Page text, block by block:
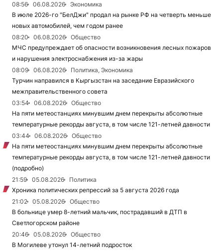
08:56
06.08.2026
Экономика
В июле 2026-го "БелДжи" продал на рынке РФ на четверть меньше
новых автомобилей, чем годом ранее
08:20
06.08.2026
Общество
МЧС предупреждает об опасности возникновения лесных пожаров
и нарушения электроснабжения из-за жары
08:09
06.08.2026
Политика, Экономика
Турчин направился в Кыргызстан на заседание Евразийского
межправительственного совета
03:54
06.08.2026
Общество
На пяти метеостанциях минувшим днем перекрыты абсолютные
температурные рекорды августа, в том числе 121-летней давности
03:44
06.08.2026
Общество
На пяти метеостанциях минувшим днем перекрыты абсолютные
температурные рекорды августа, в том числе 121-летней давности
(подробно)
21:59
05.08.2026
Политика
Хроника политических репрессий за 5 августа 2026 года
21:02
05.08.2026
Общество
В больнице умер 8-летний мальчик, пострадавший в ДТП в
Светлогорском районе
20:46
05.08.2026
Общество
В Могилеве утонул 14-летний подросток